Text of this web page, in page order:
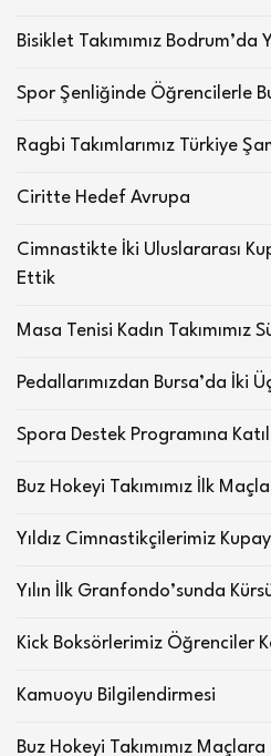
Bisiklet Takımımız Bodrum’da
Spor Şenliğinde Öğrencilerle
Ragbi Takımlarımız Türkiye
Ciritte Hedef Avrupa
Cimnastikte İki Uluslararası
Ettik
Masa Tenisi Kadın Takımımız
Pedallarımızdan Bursa’da İki
Spora Destek Programına
Buz Hokeyi Takımımız İlk
Yıldız Cimnastikçilerimiz
Yılın İlk Granfondo’sunda
Kick Boksörlerimiz Öğrenciler
Kamuoyu Bilgilendirmesi
Buz Hokeyi Takımımız Maçlara